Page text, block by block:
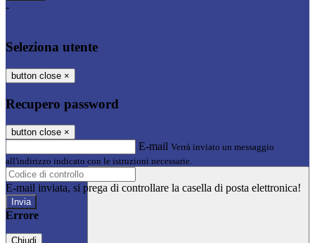
-
Seleziona utente
button close ×
Recupero password
button close ×
E-mail Verrà inviato un messaggio
all'indirizzo indicato con le istruzioni necessarie.
E-mail inviata, si prega di controllare la casella di posta elettronica!
Errore
Chiudi